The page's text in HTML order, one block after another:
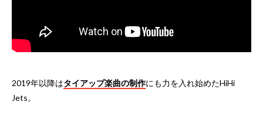
2019年以降はタイアップ楽曲の制作にも力を入れ始めたHiHi
Jets。